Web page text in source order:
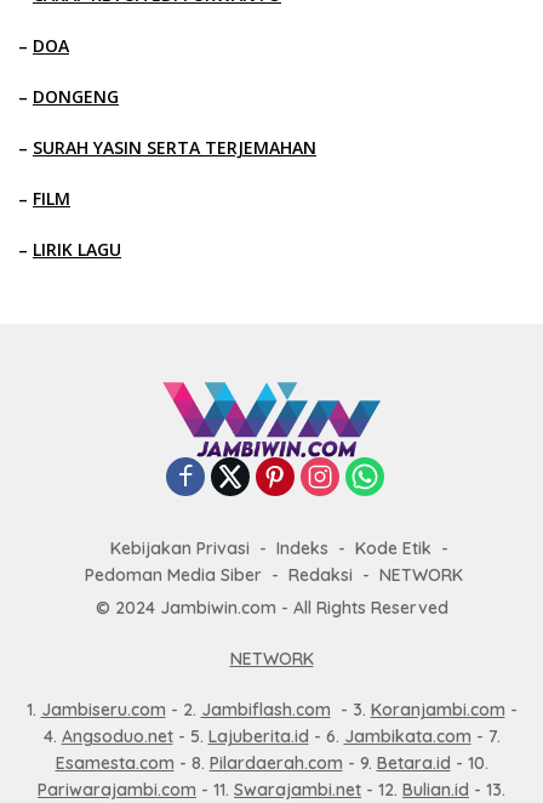
– DOA
– DONGENG
– SURAH YASIN SERTA TERJEMAHAN
– FILM
– LIRIK LAGU
Kebijakan Privasi Indeks
Kode Etik
Pedoman Media Siber
Redaksi
NETWORK
© 2024 Jambiwin.com - All Rights Reserved
NETWORK
1. Jambiseru.com - 2. Jambiflash.com - 3. Koranjambi.com -
4. Angsoduo.net- 5. Lajuberita.id - 6. Jambikata.com - 7.
Esamesta.com - 8. Pilardaerah.com - 9. Betara.id - 10.
Pariwarajambi.com - 11. Swarajambi.net - 12. Bulian.id - 13.